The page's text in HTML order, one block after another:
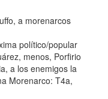
a morenarcos
político/popular
menos, Porfirio
a los enemigos la
Morenarco: T4a,